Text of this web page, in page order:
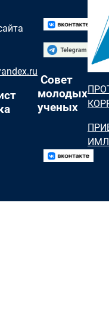
Совет
молодых
ученых